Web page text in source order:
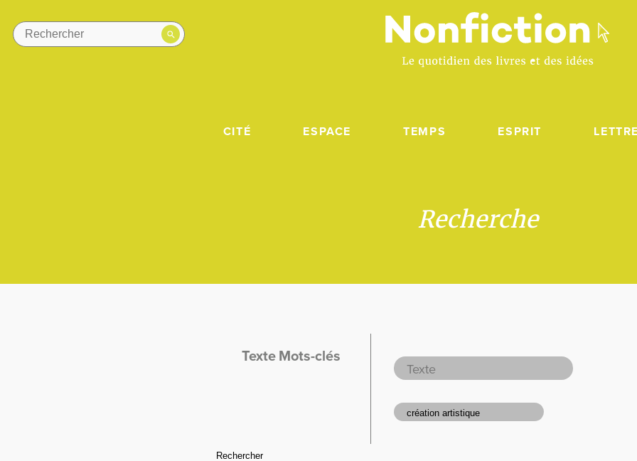
CITÉ ESPACE TEMPS ESPRIT
Recherche
Texte Mots-clés